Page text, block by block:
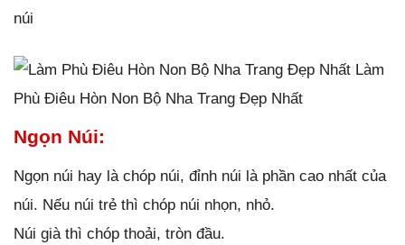
núi
Làm
Phù Điêu Hòn Non Bộ Nha Trang Đẹp Nhất
Ngọn Núi:
Ngọn núi hay là chóp núi, đỉnh núi là phần cao nhất của
núi. Nếu núi trẻ thì chóp núi nhọn, nhỏ.
Núi già thì chóp thoải, tròn đầu.